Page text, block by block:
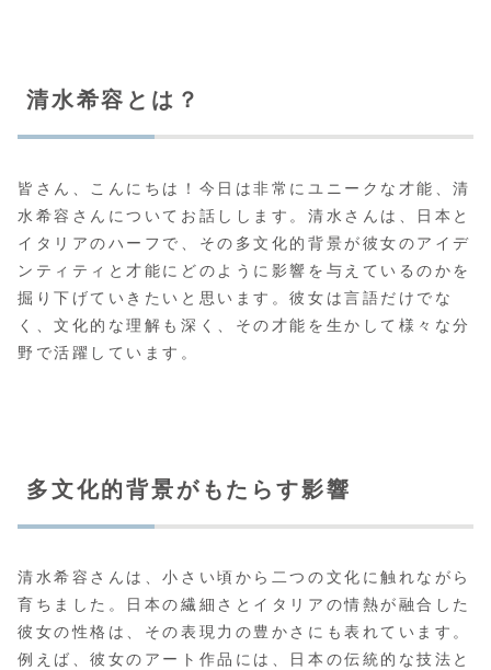
清水希容とは？
皆さん、こんにちは！今日は非常にユニークな才能、清
水希容さんについてお話しします。清水さんは、日本と
イタリアのハーフで、その多文化的背景が彼女のアイデ
ンティティと才能にどのように影響を与えているのかを
掘り下げていきたいと思います。彼女は言語だけでな
く、文化的な理解も深く、その才能を生かして様々な分
野で活躍しています。
多文化的背景がもたらす影響
清水希容さんは、小さい頃から二つの文化に触れながら
育ちました。日本の繊細さとイタリアの情熱が融合した
彼女の性格は、その表現力の豊かさにも表れています。
例えば、彼女のアート作品には、日本の伝統的な技法と